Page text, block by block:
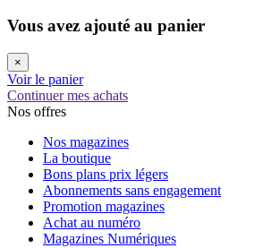
Vous avez ajouté au panier
×
Voir le panier
Continuer mes achats
Nos offres
Nos magazines
La boutique
Bons plans prix légers
Abonnements sans engagement
Promotion magazines
Achat au numéro
Magazines Numériques